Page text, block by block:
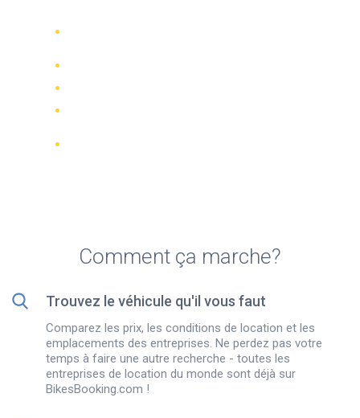
Comment ça marche?
Trouvez le véhicule qu'il vous faut
Comparez les prix, les conditions de location et les
emplacements des entreprises. Ne perdez pas votre
temps à faire une autre recherche - toutes les
entreprises de location du monde sont déjà sur
BikesBooking.com !